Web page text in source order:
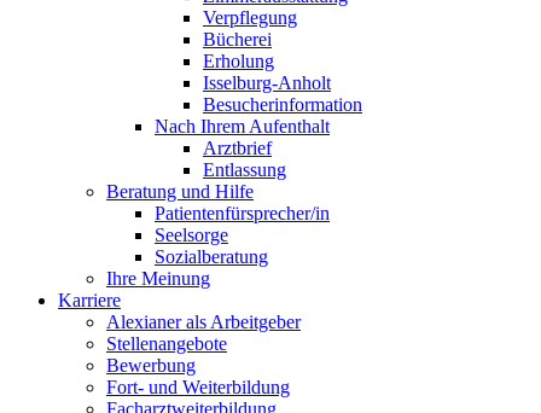
Verpflegung
Bücherei
Erholung
Isselburg-Anholt
Besucherinformation
Nach Ihrem Aufenthalt
Arztbrief
Entlassung
Beratung und Hilfe
Patientenfürsprecher/in
Seelsorge
Sozialberatung
Ihre Meinung
Karriere
Alexianer als Arbeitgeber
Stellenangebote
Bewerbung
Fort- und Weiterbildung
Facharztweiterbildung